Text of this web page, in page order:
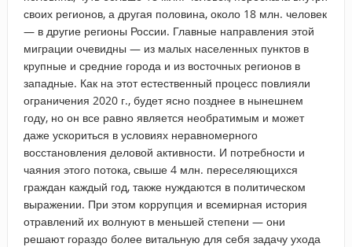
своих регионов, а другая половина, около 18 млн. человек
— в другие регионы России. Главные направления этой
миграции очевидны — из малых населенных пунктов в
крупные и средние города и из восточных регионов в
западные. Как на этот естественный процесс повлияли
ограничения 2020 г., будет ясно позднее в нынешнем
году, но он все равно является необратимым и может
даже ускориться в условиях неравномерного
восстановления деловой активности. И потребности и
чаяния этого потока, свыше 4 млн. переселяющихся
граждан каждый год, также нуждаются в политическом
выражении. При этом коррупция и всемирная история
отравлений их волнуют в меньшей степени — они
решают гораздо более витальную для себя задачу ухода